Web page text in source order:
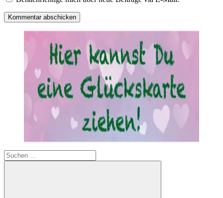
Suchen
nach: